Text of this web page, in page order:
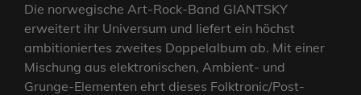
Die norwegische Art-Rock-Band GIANTSKY
erweitert ihr Universum und liefert ein höchst
ambitioniertes zweites Doppelalbum ab. Mit einer
Mischung aus elektronischen, Ambient- und
Grunge-Elementen ehrt dieses Folktronic/Post-